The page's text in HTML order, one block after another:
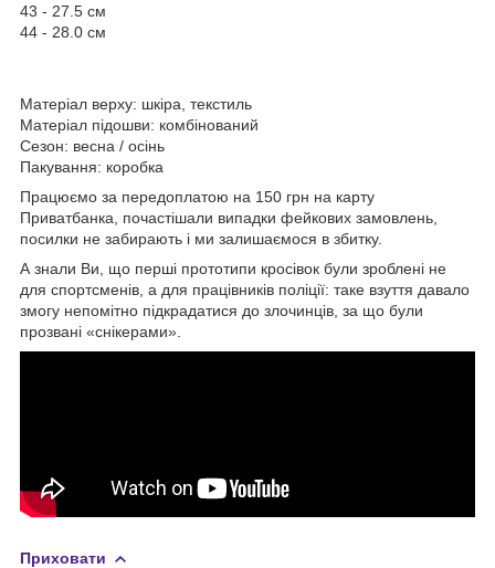
43 - 27.5 см
44 - 28.0 см
Матеріал верху: шкіра, текстиль
Матеріал підошви: комбінований
Сезон: весна / осінь
Пакування: коробка
Працюємо за передоплатою на 150 грн на карту
Приватбанка, почастішали випадки фейкових замовлень,
посилки не забирають і ми залишаємося в збитку.
А знали Ви, що перші прототипи кросівок були зроблені не
для спортсменів, а для працівників поліції: таке взуття давало
змогу непомітно підкрадатися до злочинців, за що були
прозвані «снікерами».
Приховати